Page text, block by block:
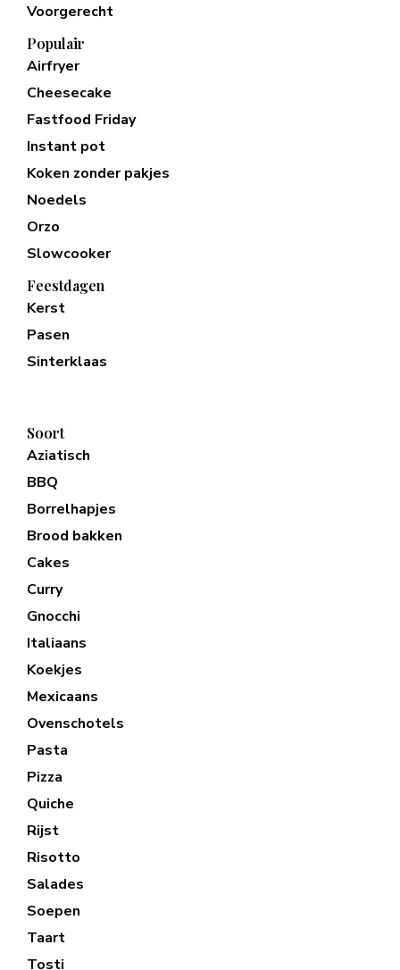
Voorgerecht
Populair
Airfryer
Cheesecake
Fastfood Friday
Instant pot
Koken zonder pakjes
Noedels
Orzo
Slowcooker
Feestdagen
Kerst
Pasen
Sinterklaas
Soort
Aziatisch
BBQ
Borrelhapjes
Brood bakken
Cakes
Curry
Gnocchi
Italiaans
Koekjes
Mexicaans
Ovenschotels
Pasta
Pizza
Quiche
Rijst
Risotto
Salades
Soepen
Taart
Tosti